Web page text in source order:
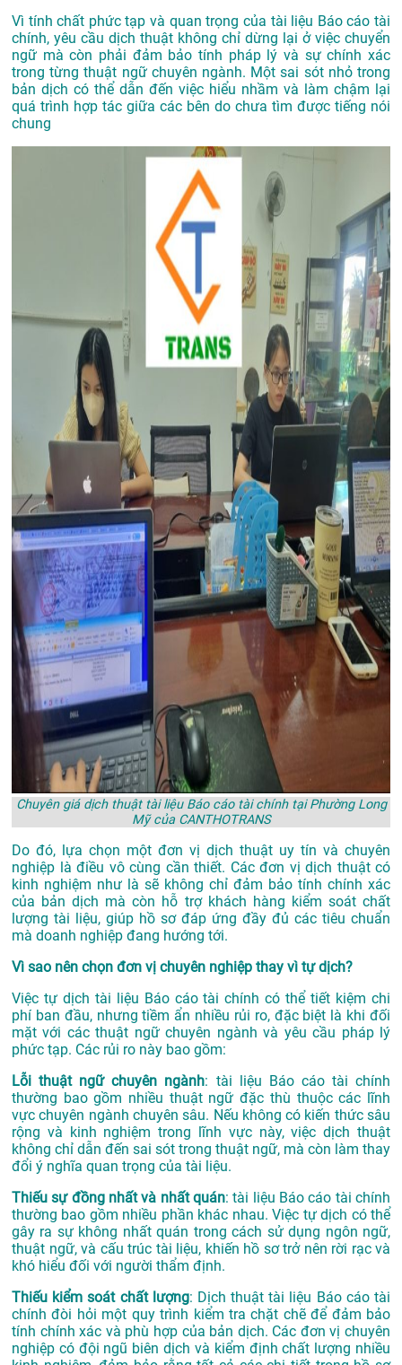
Vì tính chất phức tạp và quan trọng của tài liệu Báo cáo tài
chính, yêu cầu dịch thuật không chỉ dừng lại ở việc chuyển
ngữ mà còn phải đảm bảo tính pháp lý và sự chính xác
trong từng thuật ngữ chuyên ngành. Một sai sót nhỏ trong
bản dịch có thể dẫn đến việc hiểu nhầm và làm chậm lại
quá trình hợp tác giữa các bên do chưa tìm được tiếng nói
chung
Chuyên giá dịch thuật tài liệu Báo cáo tài chính tại Phường Long
Mỹ của CANTHOTRANS
Do đó, lựa chọn một đơn vị dịch thuật uy tín và chuyên
nghiệp là điều vô cùng cần thiết. Các đơn vị dịch thuật có
kinh nghiệm như là sẽ không chỉ đảm bảo tính chính xác
của bản dịch mà còn hỗ trợ khách hàng kiểm soát chất
lượng tài liệu, giúp hồ sơ đáp ứng đầy đủ các tiêu chuẩn
mà doanh nghiệp đang hướng tới.
Vì sao nên chọn đơn vị chuyên nghiệp thay vì tự dịch?
Việc tự dịch tài liệu Báo cáo tài chính có thể tiết kiệm chi
phí ban đầu, nhưng tiềm ẩn nhiều rủi ro, đặc biệt là khi đối
mặt với các thuật ngữ chuyên ngành và yêu cầu pháp lý
phức tạp. Các rủi ro này bao gồm:
Lỗi thuật ngữ chuyên ngành: tài liệu Báo cáo tài chính
thường bao gồm nhiều thuật ngữ đặc thù thuộc các lĩnh
vực chuyên ngành chuyên sâu. Nếu không có kiến thức sâu
rộng và kinh nghiệm trong lĩnh vực này, việc dịch thuật
không chỉ dẫn đến sai sót trong thuật ngữ, mà còn làm thay
đổi ý nghĩa quan trọng của tài liệu.
Thiếu sự đồng nhất và nhất quán: tài liệu Báo cáo tài chính
thường bao gồm nhiều phần khác nhau. Việc tự dịch có thể
gây ra sự không nhất quán trong cách sử dụng ngôn ngữ,
thuật ngữ, và cấu trúc tài liệu, khiến hồ sơ trở nên rời rạc và
khó hiểu đối với người thẩm định.
Thiếu kiểm soát chất lượng: Dịch thuật tài liệu Báo cáo tài
chính đòi hỏi một quy trình kiểm tra chặt chẽ để đảm bảo
tính chính xác và phù hợp của bản dịch. Các đơn vị chuyên
nghiệp có đội ngũ biên dịch và kiểm định chất lượng nhiều